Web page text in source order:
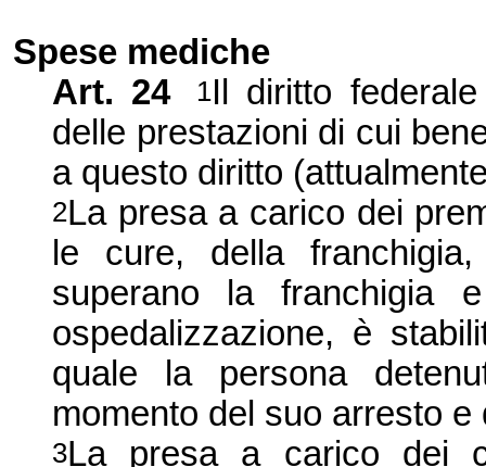
Spese mediche
Art. 24 1Il diritto
delle prestazioni di cui
a questo diritto
2La presa a carico dei
le cure, della
superano la franchigia
ospedalizzazione, è
quale la persona
momento del suo arresto e
3La presa a carico dei